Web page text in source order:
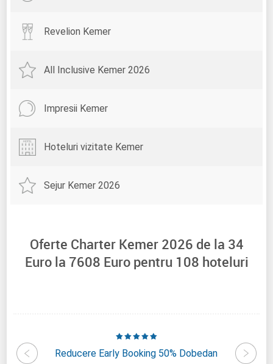
Revelion Kemer
All Inclusive Kemer 2026
Impresii Kemer
Hoteluri vizitate Kemer
Sejur Kemer 2026
Oferte Charter Kemer 2026 de la 34
Euro la 7608 Euro pentru 108 hoteluri
Reducere Early Booking 50% Dobedan